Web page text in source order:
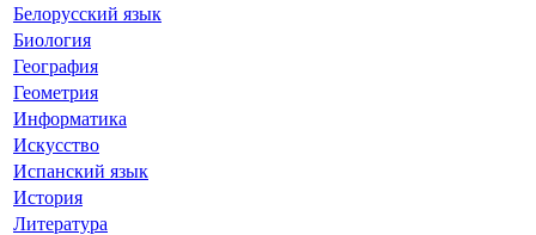
Белорусский язык
Биология
География
Геометрия
Информатика
Искусство
Испанский язык
История
Литература